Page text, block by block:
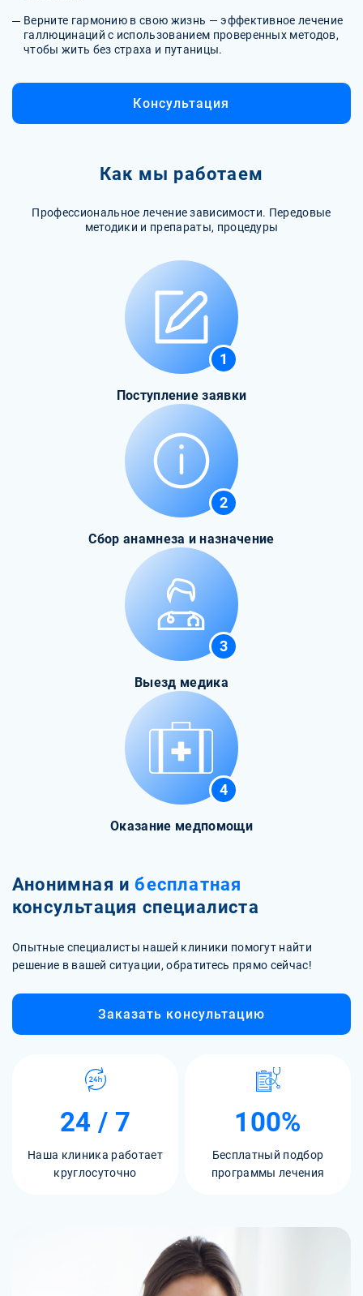
Верните гармонию в свою жизнь — эффективное лечение
галлюцинаций с использованием проверенных методов,
чтобы жить без страха и путаницы.
Консультация
Как мы работаем
Профессиональное лечение зависимости. Передовые
методики и препараты, процедуры
1
Поступление заявки
2
Сбор анамнеза и назначение
3
Выезд медика
4
Оказание медпомощи
Анонимная и бесплатная
консультация специалиста
Опытные специалисты нашей клиники помогут найти
решение в вашей ситуации, обратитесь прямо сейчас!
Заказать консультацию
24 / 7
Наша клиника работает
круглосуточно
100%
Бесплатный подбор
программы лечения